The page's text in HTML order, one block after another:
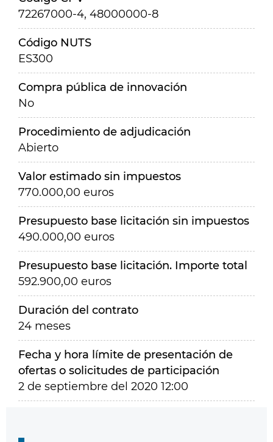
72267000-4, 48000000-8
Código NUTS
ES300
Compra pública de innovación
No
Procedimiento de adjudicación
Abierto
Valor estimado sin impuestos
770.000,00 euros
Presupuesto base licitación sin impuestos
490.000,00 euros
Presupuesto base licitación. Importe total
592.900,00 euros
Duración del contrato
24 meses
Fecha y hora límite de presentación de
ofertas o solicitudes de participación
2 de septiembre del 2020 12:00